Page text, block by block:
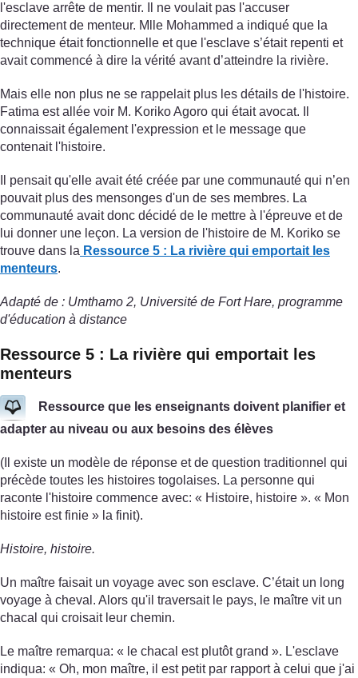
l'esclave arrête de mentir. Il ne voulait pas l'accuser
directement de menteur. Mlle Mohammed a indiqué que la
technique était fonctionnelle et que l'esclave s’était repenti et
avait commencé à dire la vérité avant d’atteindre la rivière.
Mais elle non plus ne se rappelait plus les détails de l'histoire.
Fatima est allée voir M. Koriko Agoro qui était avocat. Il
connaissait également l'expression et le message que
contenait l'histoire.
Il pensait qu'elle avait été créée par une communauté qui n’en
pouvait plus des mensonges d'un de ses membres. La
communauté avait donc décidé de le mettre à l'épreuve et de
lui donner une leçon. La version de l'histoire de M. Koriko se
trouve dans la Ressource 5 : La rivière qui emportait les
menteurs.
Adapté de : Umthamo 2, Université de Fort Hare, programme
d'éducation à distance
Ressource 5 : La rivière qui emportait les
menteurs
Ressource que les enseignants doivent planifier et
adapter au niveau ou aux besoins des élèves
(Il existe un modèle de réponse et de question traditionnel qui
précède toutes les histoires togolaises. La personne qui
raconte l'histoire commence avec: « Histoire, histoire ». « Mon
histoire est finie » la finit).
Histoire, histoire.
Un maître faisait un voyage avec son esclave. C’était un long
voyage à cheval. Alors qu'il traversait le pays, le maître vit un
chacal qui croisait leur chemin.
Le maître remarqua: « le chacal est plutôt grand ». L'esclave
indiqua: « Oh, mon maître, il est petit par rapport à celui que j'ai